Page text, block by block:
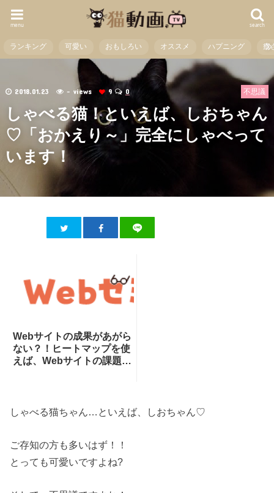
search
menu
ランキング 可愛い おもしろい オススメ ハプニング 癒
不思議
2018.01.23 - views 9 0
しゃべる猫！といえば、しおちゃん
♡「おかえり～」完全にしゃべって
います！
Webサイトの成果があがら
ない？！ヒートマップを使
えば、Webサイトの課題が
しゃべる猫ちゃん…といえば、しおちゃん♡
ご存知の方も多いはず！！
とっても可愛いですよね?